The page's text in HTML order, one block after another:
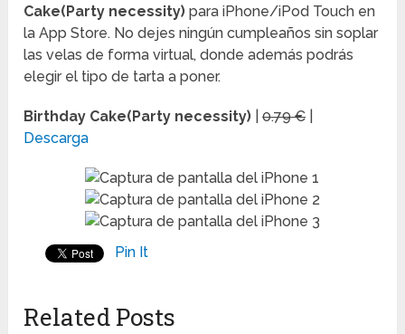
Cake(Party necessity) para iPhone/iPod Touch en
la App Store. No dejes ningún cumpleaños sin soplar
las velas de forma virtual, donde además podrás
elegir el tipo de tarta a poner.
Birthday Cake(Party necessity) |0.79 €
Descarga
Pin It
Related Posts